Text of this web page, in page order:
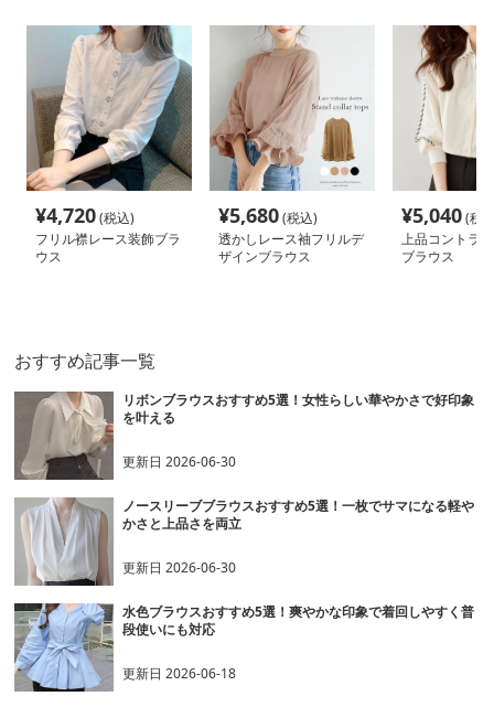
¥4,720(税込)
フリル襟レース装飾ブラ
ウス
¥5,680(税込)
透かしレース袖フリルデ
ザインブラウス
¥5,040(税
上品コントラ
ブラウス
おすすめ記事一覧
リボンブラウスおすすめ5選！女性らしい華やかさで好印象
を叶える
更新日2026-06-30
ノースリーブブラウスおすすめ5選！一枚でサマになる軽や
かさと上品さを両立
更新日2026-06-30
水色ブラウスおすすめ5選！爽やかな印象で着回しやすく普
段使いにも対応
更新日2026-06-18